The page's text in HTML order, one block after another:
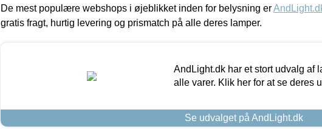
De mest populære webshops i øjeblikket inden for belysning er
gratis fragt, hurtig levering og prismatch på alle deres lamper.
AndLight.dk har et stort udvalg af
alle varer. Klik her for at se deres
Se udvalget på AndLight.dk